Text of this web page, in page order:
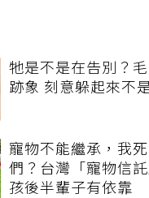
牠是不是在告別？
跡象 刻意躲起來不
寵物不能繼承，我
們？台灣「寵物信
孩後半輩子有依靠